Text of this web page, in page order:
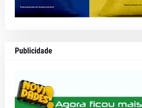
Publicidade